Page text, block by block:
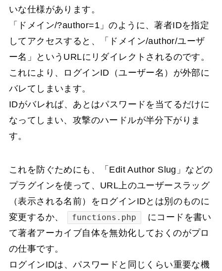
いな仕様があります。
「ドメイン/?author=1」のように、著者IDを指定
してアクセスすると、「ドメイン/author/ユーザ
ー名」というURLにリダイレクトされるのです。
これにより、ログインID（ユーザー名）が外部に
バレてしまいます。
IDがバレれば、あとはパスワードを当てるだけに
なってしまい、攻撃のハードルが半分下がりま
す。
これを防ぐためにも、「Edit Author Slug」などの
プラグインを使って、URL上のユーザースラッグ
（表示される名前）をログインIDとは別のものに
変更するか、
functions.php
にコードを書い
て著者アーカイブ自体を無効化しておくのがプロ
の仕事です。
ログインIDは、パスワードと同じくらい重要な機